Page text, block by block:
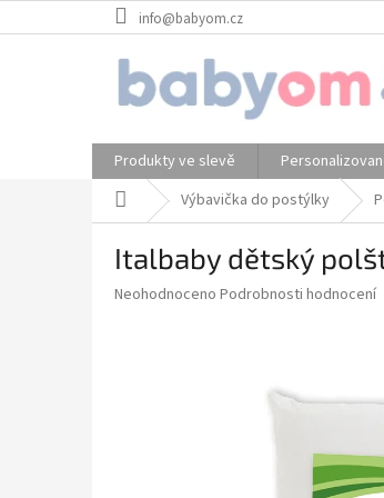
na
info@babyom.cz
Produkty ve slevě
Domů Výbavička do postýlky
Italbaby dětský
Průměrné
Neohodnoceno Podrobnosti hodnocení